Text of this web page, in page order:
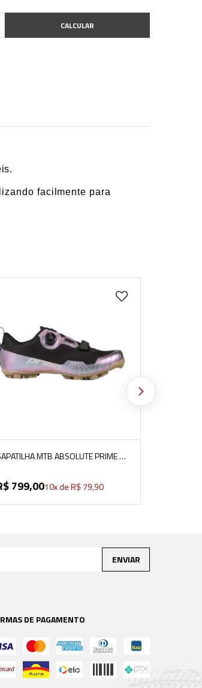
facilmente para
MTB ABSOLUTE PRIME 5
799,0010x deR$ 79,90
ENVIAR
DE PAGAMENTO